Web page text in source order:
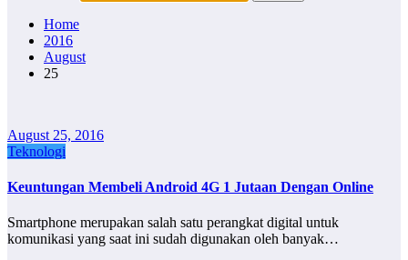
Home
2016
August
25
August 25, 2016
Teknologi
Keuntungan Membeli Android 4G 1 Jutaan Dengan Online
Smartphone merupakan salah satu perangkat digital untuk
komunikasi yang saat ini sudah digunakan oleh banyak…